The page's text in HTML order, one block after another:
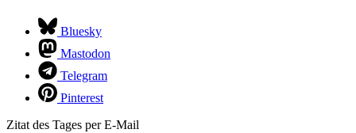
Bluesky
Mastodon
Telegram
Pinterest
Zitat des Tages per E-Mail